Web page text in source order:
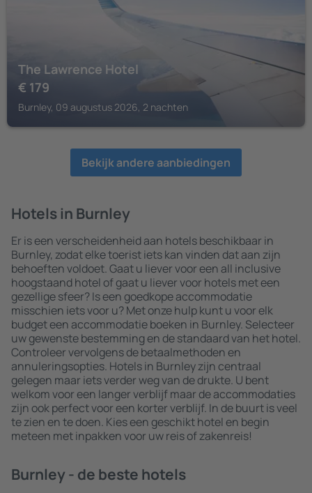
The Lawrence Hotel
€ 179
Burnley, 09 augustus 2026, 2 nachten
Bekijk andere aanbiedingen
Hotels in Burnley
Er is een verscheidenheid aan hotels beschikbaar in
Burnley, zodat elke toerist iets kan vinden dat aan zijn
behoeften voldoet. Gaat u liever voor een all inclusive
hoogstaand hotel of gaat u liever voor hotels met een
gezellige sfeer? Is een goedkope accommodatie
misschien iets voor u? Met onze hulp kunt u voor elk
budget een accommodatie boeken in Burnley. Selecteer
uw gewenste bestemming en de standaard van het hotel.
Controleer vervolgens de betaalmethoden en
annuleringsopties. Hotels in Burnley zijn centraal
gelegen maar iets verder weg van de drukte. U bent
welkom voor een langer verblijf maar de accommodaties
zijn ook perfect voor een korter verblijf. In de buurt is veel
te zien en te doen. Kies een geschikt hotel en begin
meteen met inpakken voor uw reis of zakenreis!
Burnley - de beste hotels